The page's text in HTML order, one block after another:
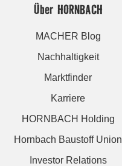
Über HORNBACH
MACHER Blog
Nachhaltigkeit
Marktfinder
Karriere
HORNBACH Holding
Hornbach Baustoff Union
Investor Relations